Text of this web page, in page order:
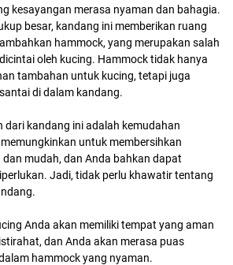
kesayangan merasa nyaman dan bahagia.
besar, kandang ini memberikan ruang
hammock, yang merupakan salah
oleh kucing. Hammock tidak hanya
tambahan untuk kucing, tetapi juga
di dalam kandang.
dari kandang ini adalah kemudahan
untuk membersihkan
mudah, dan Anda bahkan dapat
Jadi, tidak perlu khawatir tentang
Anda akan memiliki tempat yang aman
dan Anda akan merasa puas
hammock yang nyaman.